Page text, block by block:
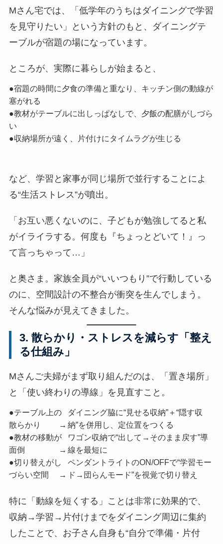
Mさん宅では、「低学年のうちはダイニングで学習
を見守りたい」という方針のもと、ダイニングテ
ーブルが宿題の場になっています。
ところが、実際に暮らしが始まると、
●宿題の時間に夕食の準備と重なり、キッチン側の動線が
塞がれる
●教材がテーブルに出しっぱなしで、夕飯の配膳がしづら
い
●収納場所が遠く、片付けにタイムラグが生じる
など、学習と家事が同じ場所で並行することによ
る“生活ストレス”が噴出。
「お互い悪くないのに、子どもが勉強してると私
がイライラする。何度も『ちょっとどいて！』っ
て言っちゃって…」
と奥さま。家族全員が“いいつもり”で行動している
のに、空間設計の不整合が衝突を生んでしまう。
そんな悩みが見えてきました。
3. 散らかり・ストレスを減らす「整え
る仕組み」
Mさんご夫婦がまず取り組んだのは、「置き場所」
と「使い終わりの導線」を見直すこと。
●テーブル上の
散らかり →
ダイニング脇に“見せる収納”＋“隠す収
納”を併用し、定位置をつくる
●教材の移動が
面倒 →
ワゴン収納で“出して→そのまま戻す”導
線を最短に
●切り替えがし
づらい空間 →
ペンダントライトのON/OFFで“学習モー
ド→団らんモード”を視覚で切り替え
特に「動線を短くする」ことは非常に効果的で、
収納→学習→片付けまでをダイニング周辺に集約
したことで、お子さん自身も“自分で準備・片付